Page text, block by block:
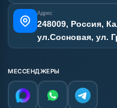
Адрес
248009, Россия,
ул.Сосновая, ул.
МЕССЕНДЖЕРЫ